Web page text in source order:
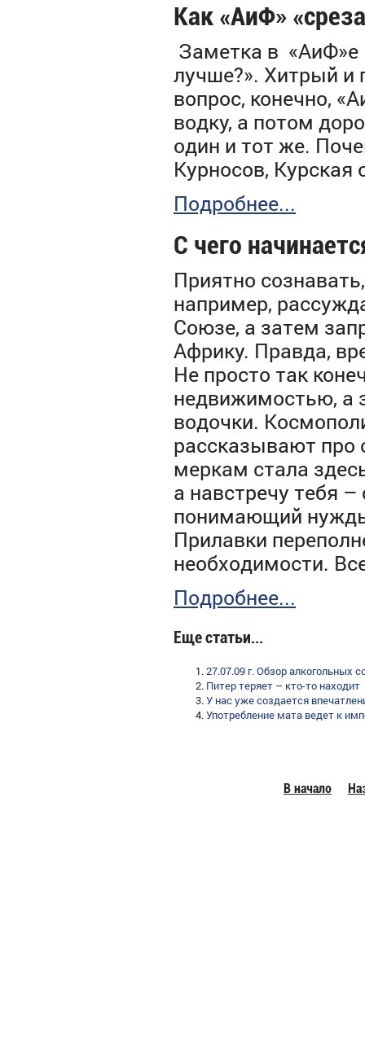
Как «АиФ»
Заметка в «АиФ»е
лучше?». Хитрый и
вопрос, конечно,
водку, а потом
один и тот же.
Курносов, Курская
Подробнее...
С чего
Приятно
например,
Союзе, а затем
Африку. Правда,
Не просто так
недвижимостью, а
водочки.
рассказывают про
меркам стала
а навстречу тебя
понимающий
Прилавки
необходимости.
Подробнее...
Еще статьи...
27.07.09 г. Обзор алкогольных
Питер теряет – кто-то находит
У нас уже создается
Употребление мата ведет к
В начало